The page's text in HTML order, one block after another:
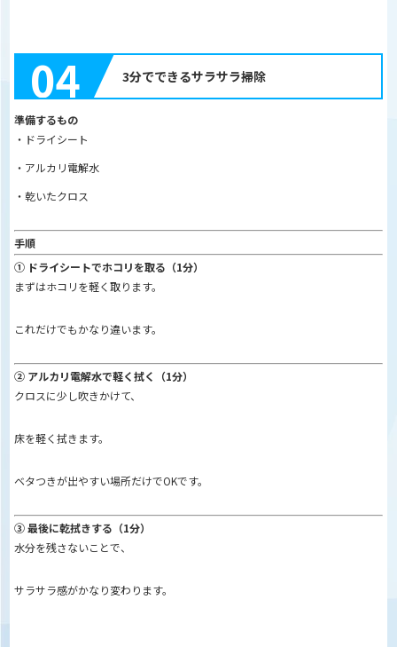
04 3分でできるサラサラ掃除
準備するもの
・ドライシート
・アルカリ電解水
・乾いたクロス
手順
① ドライシートでホコリを取る（1分）
まずはホコリを軽く取ります。
これだけでもかなり違います。
② アルカリ電解水で軽く拭く（1分）
クロスに少し吹きかけて、
床を軽く拭きます。
ベタつきが出やすい場所だけでOKです。
③ 最後に乾拭きする（1分）
水分を残さないことで、
サラサラ感がかなり変わります。